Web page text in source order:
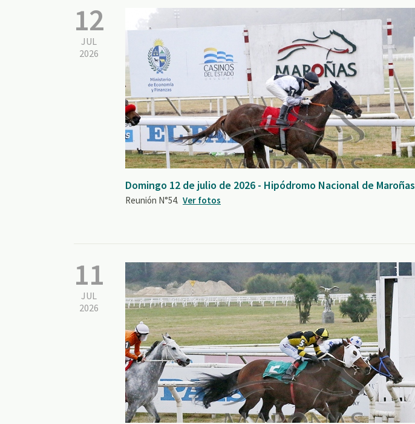
12
JUL
2026
Domingo 12 de julio de 2026 - Hipódromo Nacional de Maroñas
Reunión N°54. Ver fotos
11
JUL
2026